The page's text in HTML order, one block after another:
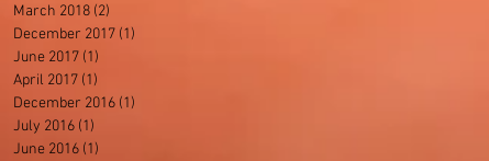
March 2018 (2)
December 2017 (1)
June 2017 (1)
April 2017 (1)
December 2016 (1)
July 2016 (1)
June 2016 (1)